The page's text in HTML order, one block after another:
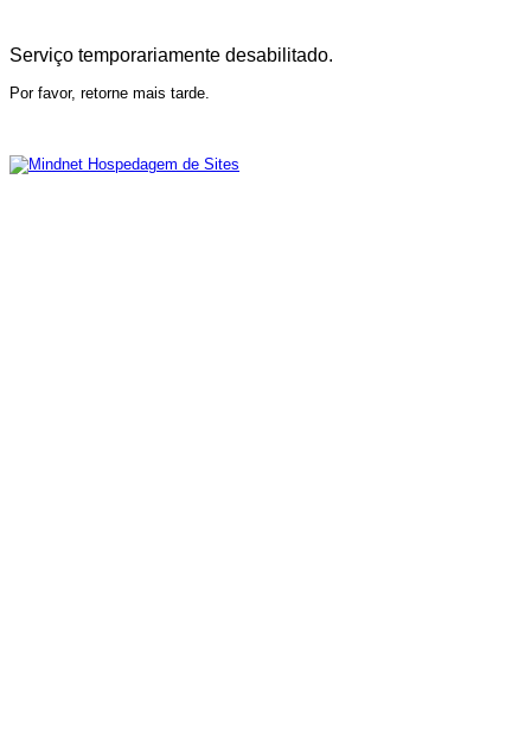
Serviço temporariamente desabilitado.
Por favor, retorne mais tarde.